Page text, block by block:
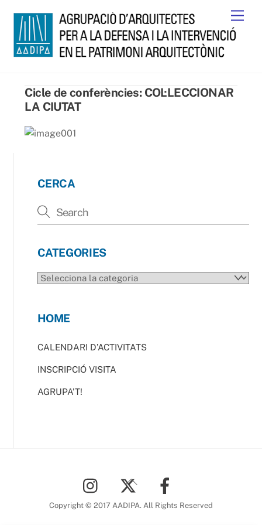
content
Cicle de conferències: COL·LECCIONAR
LA CIUTAT
CERCA
CATEGORIES
CATEGORIES
HOME
CALENDARI D’ACTIVITATS
INSCRIPCIÓ VISITA
AGRUPA’T!
To
Top
Copyright © 2017 AADIPA. All Rights Reserved